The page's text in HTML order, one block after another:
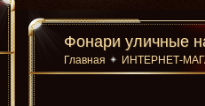
Фонари уличные
Главная ИНТЕРНЕТ-